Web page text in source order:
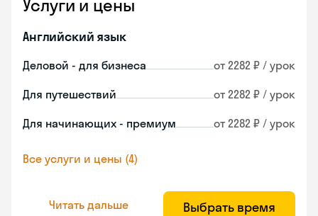
Услуги и цены
Английский язык
Деловой - для бизнеса от 2282 ₽ / урок
Для путешествий от 2282 ₽ / урок
Для начинающих - премиум от 2282 ₽ / урок
Все услуги и цены (4)
Читать дальше Выбрать время